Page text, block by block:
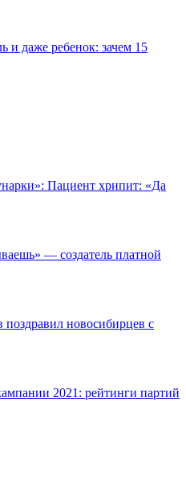
и даже ребенок: зачем 15
Пациент хрипит: «Да
— создатель платной
новосибирцев с
2021: рейтинги партий